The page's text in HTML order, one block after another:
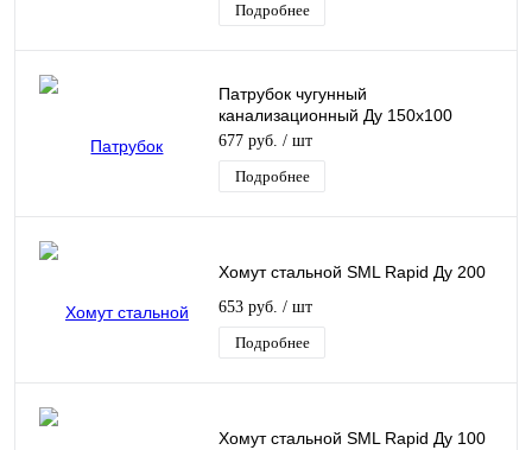
Подробнее
Патрубок чугунный
канализационный Ду 150х100
безнапорный переходной Кронтиф
677 руб. / шт
Подробнее
Хомут стальной SML Rapid Ду 200
653 руб. / шт
Подробнее
Хомут стальной SML Rapid Ду 100